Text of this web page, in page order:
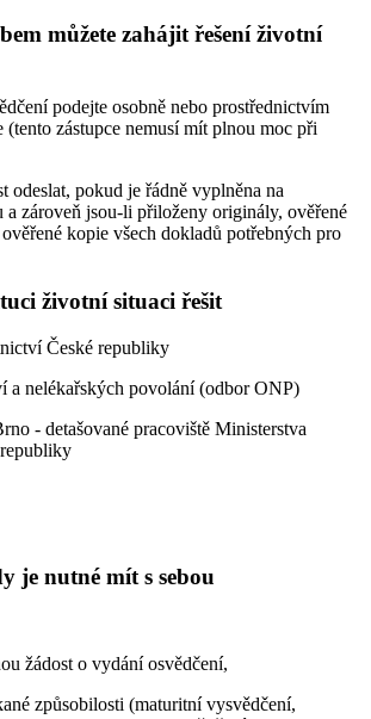
můžete zahájit řešení životní
podejte osobně nebo prostřednictvím
(tento zástupce nemusí mít plnou moc při
odeslat, pokud je řádně vyplněna na
zároveň jsou-li přiloženy originály, ověřené
kopie všech dokladů potřebných pro
životní situaci řešit
České republiky
a nelékařských povolání (odbor ONP)
- detašované pracoviště Ministerstva
je nutné mít s sebou
žádost o vydání osvědčení,
způsobilosti (maturitní vysvědčení,